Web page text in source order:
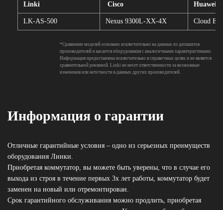
Linki Cisco Huawei
LK-AS-500 Nexus 9300L-XX-4X Cloud
*Сравнение моделей основано исключительно на данных из даташитов
производителей и касается оборудования с аналогичными характеристиками.
Информация предоставлена исключительно в справочных целях и не является
сравнительной рекламой. Linki не несет ответственности за возможные
изменения или неточности в данных других производителей.
Информация о гарантии
Отличные гарантийные условия – одно из серьезных преимуществ
оборудования Линки.
Приобретая коммутатор, вы можете быть уверены, что в случае его
выхода из строя в течение первых 3х лет работы, коммутатор будет
заменен на новый или отремонтирован.
Срок гарантийного обслуживания можно продлить, приобретая